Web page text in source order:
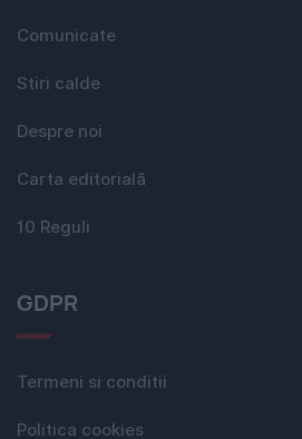
Comunicate
Stiri calde
Despre noi
Carta editorială
10 Reguli
GDPR
Termeni si conditii
Politica cookies